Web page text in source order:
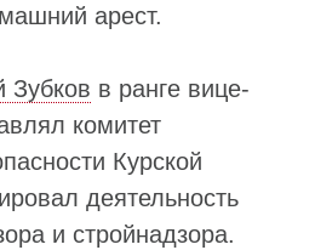
арест.
Зубков в ранге вице-
комитет
Курской
деятельность
и стройнадзора.